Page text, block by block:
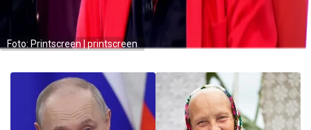
Foto: Printscreen | printscreen